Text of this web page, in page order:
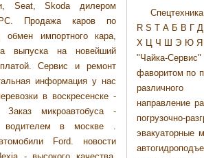
Seat, Skoda дилером
Продажа каров по
обмен импортного кара,
выпуска на новейший
Сервис и ремонт
информация у нас
в воскресенске -
микроавтобуса -
водителем в москве .
Ford. новости
R S T А Б В Г
Х Ц Ч Ш Э Ю Я Ч
"Чайка-
фаворитом по
направление
эвакуаторные